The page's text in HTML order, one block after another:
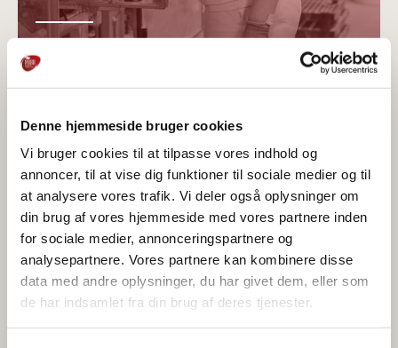
Denne hjemmeside bruger cookies
Vi bruger cookies til at tilpasse vores indhold og
annoncer, til at vise dig funktioner til sociale medier og til
at analysere vores trafik. Vi deler også oplysninger om
din brug af vores hjemmeside med vores partnere inden
for sociale medier, annonceringspartnere og
analysepartnere. Vores partnere kan kombinere disse
data med andre oplysninger, du har givet dem, eller som
de har indsamlet fra din brug af deres tjenester.
QUALITY